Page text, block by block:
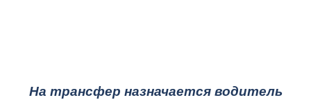
На трансфер назначается водитель